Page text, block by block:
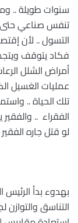
سنوات طويلة ..
تنفس صناعي حتى
التسول .. لأن
فكاد يتوقف
أمراض الشلل
عمليات الغسيل
تلك الحياة ..
الفقراء ..
لو قتل جاره
بهدوء بدأ
التناسق